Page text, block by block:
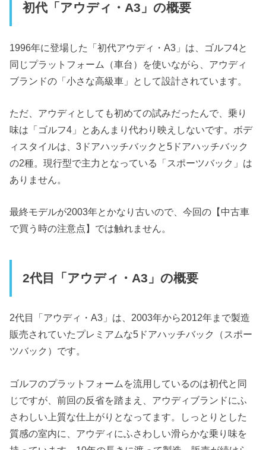
初代「アウディ・A3」の概要
1996年に登場した「初代アウディ・A3」は、ゴルフ4と
同じプラットフォーム（車台）を使いながら、アウディ
ブランドの「小さな高級車」として設計されています。
ただ、アウディとしても初めての試みだったんで、乗り
味は「ゴルフ4」とあんまり代わり映えしないです。ボデ
ィスタイルは、3ドアハッチバックと5ドアハッチバック
の2種。現行型で主力となっている「スポーツバック」は
ありません。
最終モデルが2003年とかなり古いので、今回の【中古車
で買う時の注意点】では触れません。
2代目「アウディ・A3」の概要
2代目「アウディ・A3」は、2003年から2012年まで製造
販売されていたプレミアムな5ドアハッチバック（スポー
ツバック）です。
ゴルフのプラットフォームを流用しているのは初代と同
じですが、前回の反省を踏まえ、アウディブランドにふ
さわしい上質な仕上がりとなってます。しっとりとした
質感の室内に、アウディにふさわしい滑らかな乗り味を